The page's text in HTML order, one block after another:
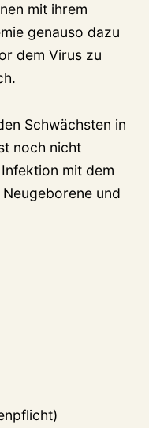
mit ihrem
genauso dazu
dem Virus zu
Schwächsten in
noch nicht
mit dem
und